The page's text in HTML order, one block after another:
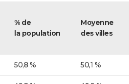
% de
la population
Moyenne
des villes
50,8 % 50,1 %